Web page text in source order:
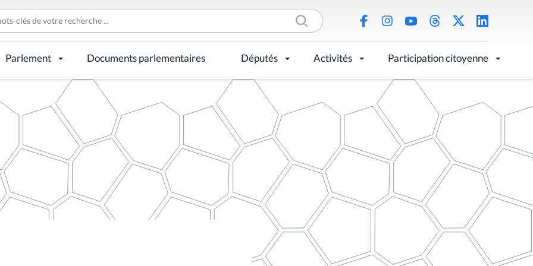
Parlement Documents parlementaires Députés Activités Participation citoyenne